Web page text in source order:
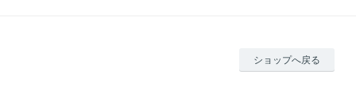
ショップへ戻る